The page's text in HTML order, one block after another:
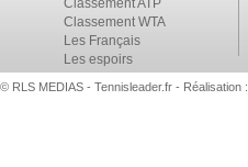
Classement ATP
Classement WTA
Les Français
Les espoirs
© RLS MEDIAS - Tennisleader.fr - Réalisation :